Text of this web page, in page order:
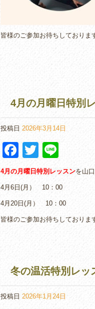
皆様のご参加お待ちしておりま
4月の月曜日特別
投稿日 2026年3月14日
F
a
c
e
b
T
wi
tt
er
n
e
4月の月曜日特別レッスンを山
4月6日(月） 10：00
4月20日(月） 10：00
皆様のご参加お待ちしておりま
冬の温活特別レッ
投稿日 2026年1月24日